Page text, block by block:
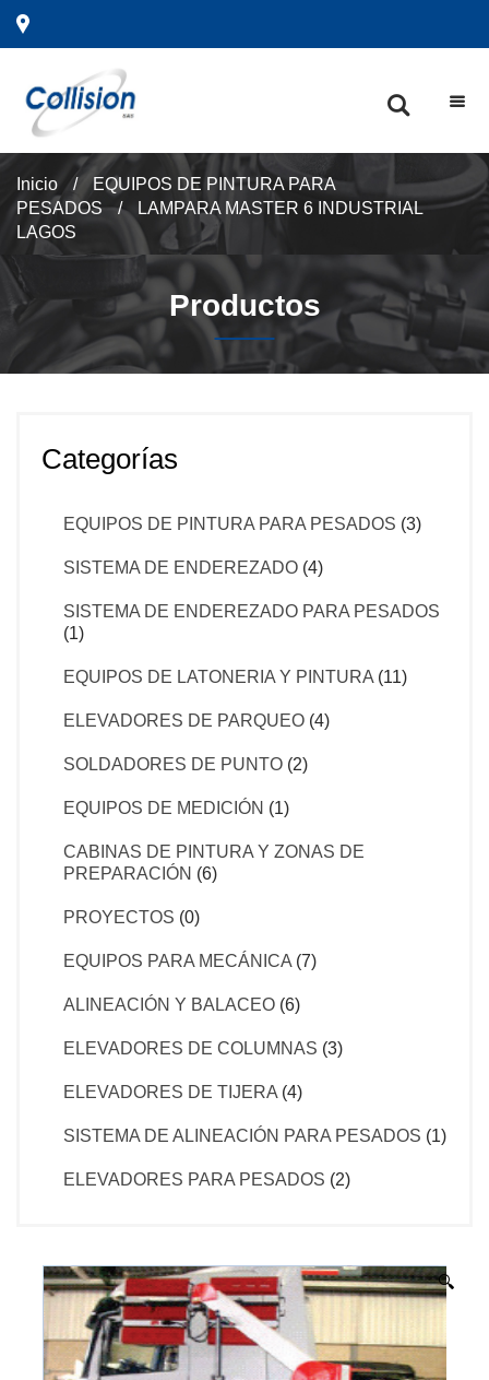
Inicio /
EQUIPOS DE PINTURA PARA
PESADOS /
LAMPARA MASTER 6 INDUSTRIAL
LAGOS
Productos
Categorías
EQUIPOS DE PINTURA PARA PESADOS (3)
SISTEMA DE ENDEREZADO (4)
SISTEMA DE ENDEREZADO PARA PESADOS
(1)
EQUIPOS DE LATONERIA Y PINTURA (11)
ELEVADORES DE PARQUEO (4)
SOLDADORES DE PUNTO (2)
EQUIPOS DE MEDICIÓN (1)
CABINAS DE PINTURA Y ZONAS DE
PREPARACIÓN (6)
PROYECTOS (0)
EQUIPOS PARA MECÁNICA (7)
ALINEACIÓN Y BALACEO (6)
ELEVADORES DE COLUMNAS (3)
ELEVADORES DE TIJERA (4)
SISTEMA DE ALINEACIÓN PARA PESADOS (1)
ELEVADORES PARA PESADOS (2)
🔍